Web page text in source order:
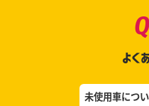
よく
未使用車につ